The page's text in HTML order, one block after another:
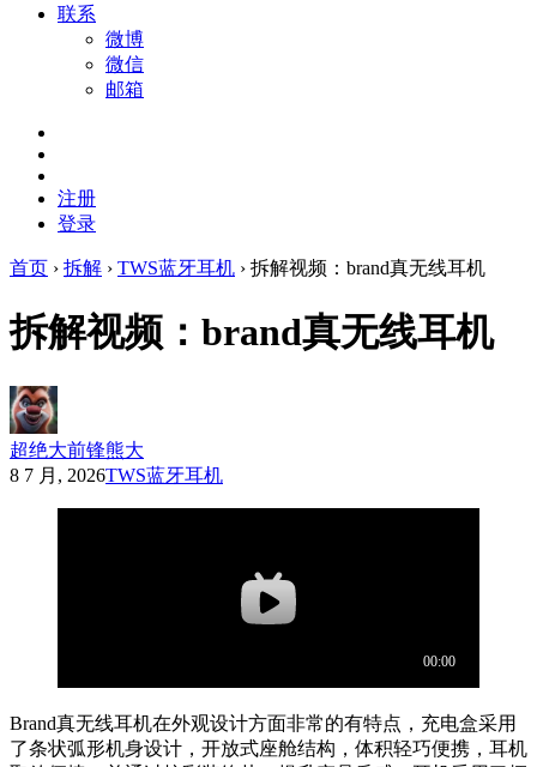
联系
微博
微信
邮箱
注册
登录
首页 › 拆解 › TWS蓝牙耳机 › 拆解视频：brand真无线耳机
拆解视频：brand真无线耳机
超绝大前锋熊大
8 7 月, 2026TWS蓝牙耳机
Brand真无线耳机在外观设计方面非常的有特点，充电盒采用
了条状弧形机身设计，开放式座舱结构，体积轻巧便携，耳机